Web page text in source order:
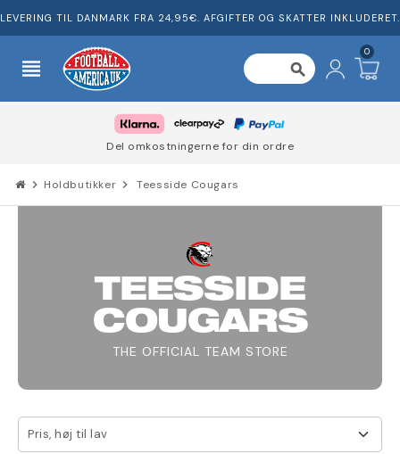
LEVERING TIL DANMARK FRA 24,95€. AFGIFTER OG SKATTER INKLUDERET.
view_headline search
0
Del omkostningerne for din ordre
chevron_right Holdbutikker chevron_right Teesside Cougars
TEESSIDE
COUGARS
THE OFFICIAL TEAM STORE
Pris, høj til lav